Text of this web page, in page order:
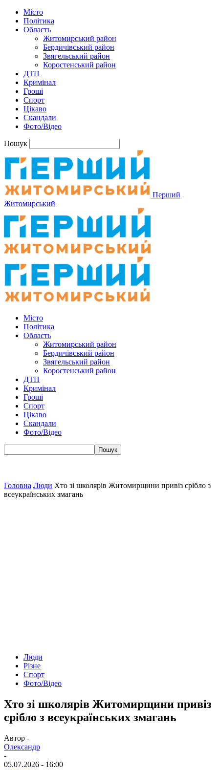
Місто
Політика
Область
Житомирський район
Бердичівський район
Звягельський район
Коростенський район
ДТП
Кримінал
Гроші
Спорт
Цікаво
Скандали
Фото/Відео
Пошук
Перший
Житомирський
Місто
Політика
Область
Житомирський район
Бердичівський район
Звягельський район
Коростенський район
ДТП
Кримінал
Гроші
Спорт
Цікаво
Скандали
Фото/Відео
Головна Люди Хто зі школярів Житомирщини привіз срібло з
всеукраїнських змагань
Люди
Різне
Спорт
Фото/Відео
Хто зі школярів Житомирщини привіз
срібло з всеукраїнських змагань
Автор -
Олександр
-
05.07.2026 - 16:00